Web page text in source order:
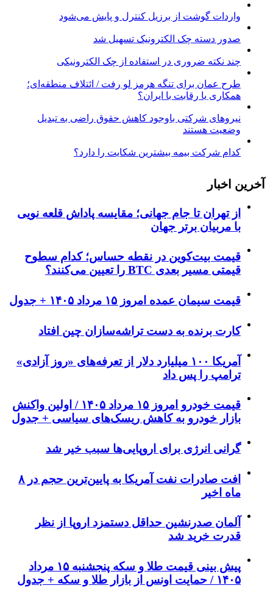
واردات گوشت از برزیل کنترل و پایش می‌شود
صدور دسته چک الکترونیک تسهیل شد
چند نکته ضروری در استفاده از چک الکترونیکی
طرح عمان برای تنگه هرمز لو رفت / ائتلاف منطقه‌ای؛
همکاری یا رقابت با ایران؟
نیروهای شرکتی باوجود کاهش حقوق راضی به تبدیل
وضعیت هستند
کدام شرکت بیمه بیشترین شکایت را دارد؟
آخرین اخبار
از تهران تا جام جهانی؛ مقایسه پاداش قلعه نویی
با مربیان برتر جهان
قیمت بیت‌کوین در نقطه حساس؛ کدام سطوح
قیمتی مسیر بعدی BTC را تعیین می‌کنند؟
قیمت سیمان عمده امروز ۱۵ مرداد ۱۴۰۵ + جدول
کارت برنده به دست تراشه‌سازان چین افتاد
آمریکا ۱۰۰ میلیارد دلار از تعرفه‌های «روز آزادی»
ترامپ را پس داد
قیمت خودرو امروز ۱۵ مرداد ۱۴۰۵ / اولین واکنش
بازار خودرو به کاهش ریسک‌های سیاسی + جدول
گرانی انرژی برای اروپایی‌ها سبب خیر شد
افت صادرات نفت آمریکا به پایین‌ترین حجم در ۸
ماه اخیر
آلمان صدرنشین حداقل دستمزد اروپا از نظر
قدرت خرید شد
پیش‌ بینی قیمت طلا و سکه پنجشنبه ۱۵ مرداد
۱۴۰۵ / حمایت اونس از بازار طلا و سکه + جدول